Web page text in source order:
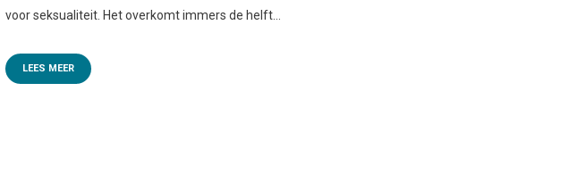
voor seksualiteit. Het overkomt immers de helft...
LEES MEER